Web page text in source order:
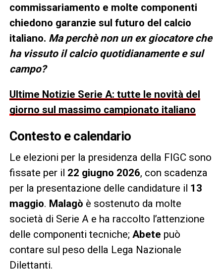
commissariamento e molte componenti
chiedono garanzie sul futuro del calcio
italiano. Ma perchè non un ex giocatore che
ha vissuto il calcio quotidianamente e sul
campo?
Ultime Notizie Serie A: tutte le novità del
giorno sul massimo campionato italiano
Contesto e calendario
Le elezioni per la presidenza della FIGC sono
fissate per il 22 giugno 2026, con scadenza
per la presentazione delle candidature il 13
maggio. Malagò è sostenuto da molte
società di Serie A e ha raccolto l’attenzione
delle componenti tecniche; Abete può
contare sul peso della Lega Nazionale
Dilettanti.